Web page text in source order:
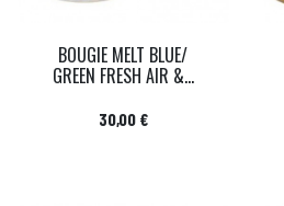
BOUGIE MELT BLUE/
GREEN FRESH AIR &...
Prix
30,00 €